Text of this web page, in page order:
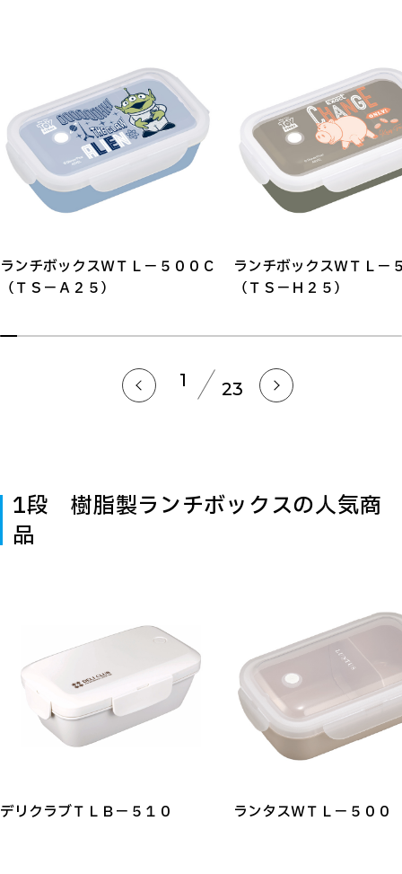
ランチボックスＷＴＬ－５００Ｃ
（ＴＳ－Ａ２５）
ランチボックスＷＴＬ－
（ＴＳ－Ｈ２５）
1 23
1段 樹脂製ランチボックスの人気商
品
デリクラブＴＬＢ－５１０ ランタスＷＴＬ－５００